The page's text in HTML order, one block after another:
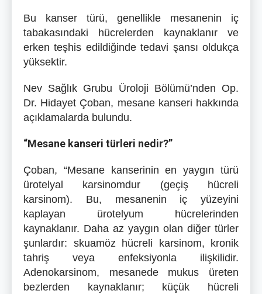
Bu kanser türü, genellikle mesanenin iç
tabakasındaki hücrelerden kaynaklanır ve
erken teşhis edildiğinde tedavi şansı oldukça
yüksektir.
Nev Sağlık Grubu Üroloji Bölümü’nden Op.
Dr. Hidayet Çoban, mesane kanseri hakkında
açıklamalarda bulundu.
“Mesane kanseri türleri nedir?”
Çoban, “Mesane kanserinin en yaygın türü
ürotelyal karsinomdur (geçiş hücreli
karsinom). Bu, mesanenin iç yüzeyini
kaplayan ürotelyum hücrelerinden
kaynaklanır. Daha az yaygın olan diğer türler
şunlardır: skuamöz hücreli karsinom, kronik
tahriş veya enfeksiyonla ilişkilidir.
Adenokarsinom, mesanede mukus üreten
bezlerden kaynaklanır; küçük hücreli